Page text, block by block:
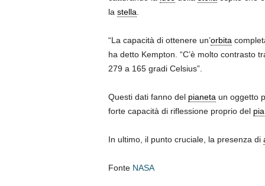
la stella
“La capacità di ottenere un’orbita
ha detto Kempton. “C’è molto contrasto
279 a 165 gradi Celsius”.
Questi dati fanno del pianeta un oggetto
forte capacità di riflessione proprio del
In ultimo, il punto cruciale, la presenza di
Fonte NASA